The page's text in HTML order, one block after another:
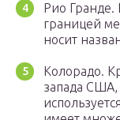
Рио Гранде.
границей
носит
Колорадо.
запада США,